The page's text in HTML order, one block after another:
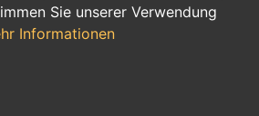
Sie unserer Verwendung
Informationen
und Nebenjobs
duale Ausbildung